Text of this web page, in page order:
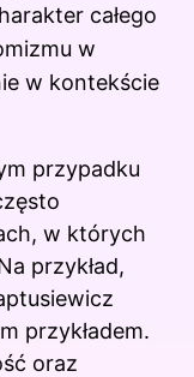
całego
w
w kontekście
przypadku
w których
przykład,
przykładem.
oraz